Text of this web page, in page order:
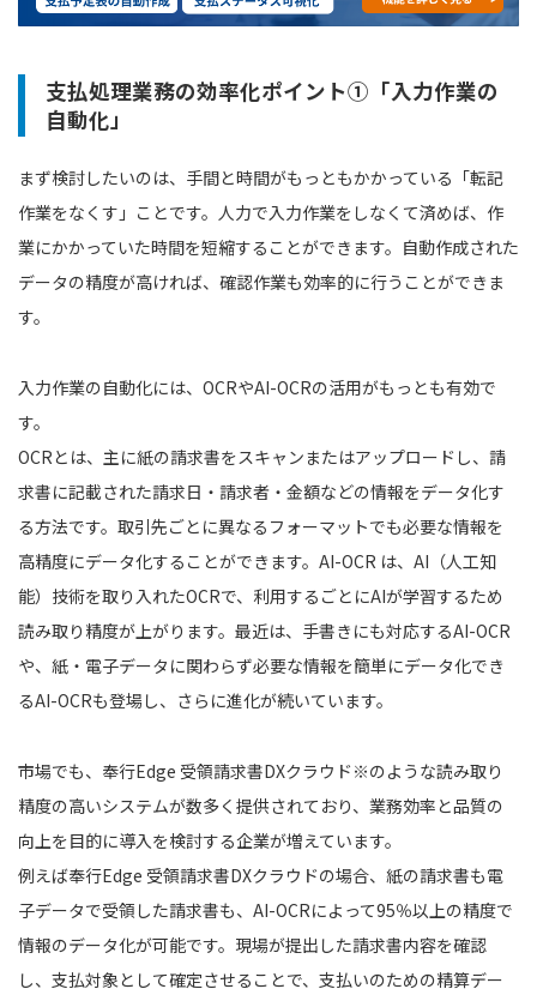
支払処理業務の効率化ポイント①「入力作業の
自動化」
まず検討したいのは、手間と時間がもっともかかっている「転記
作業をなくす」ことです。人力で入力作業をしなくて済めば、作
業にかかっていた時間を短縮することができます。自動作成された
データの精度が高ければ、確認作業も効率的に行うことができま
す。
入力作業の自動化には、OCRやAI-OCRの活用がもっとも有効で
す。
OCRとは、主に紙の請求書をスキャンまたはアップロードし、請
求書に記載された請求日・請求者・金額などの情報をデータ化す
る方法です。取引先ごとに異なるフォーマットでも必要な情報を
高精度にデータ化することができます。AI-OCR は、AI（人工知
能）技術を取り入れたOCRで、利用するごとにAIが学習するため
読み取り精度が上がります。最近は、手書きにも対応するAI-OCR
や、紙・電子データに関わらず必要な情報を簡単にデータ化でき
るAI-OCRも登場し、さらに進化が続いています。
市場でも、奉行Edge 受領請求書DXクラウド※のような読み取り
精度の高いシステムが数多く提供されており、業務効率と品質の
向上を目的に導入を検討する企業が増えています。
例えば奉⾏Edge 受領請求書DXクラウドの場合、紙の請求書も電
子データで受領した請求書も、AI-OCRによって95％以上の精度で
情報のデータ化が可能です。現場が提出した請求書内容を確認
し、支払対象として確定させることで、支払いのための精算デー